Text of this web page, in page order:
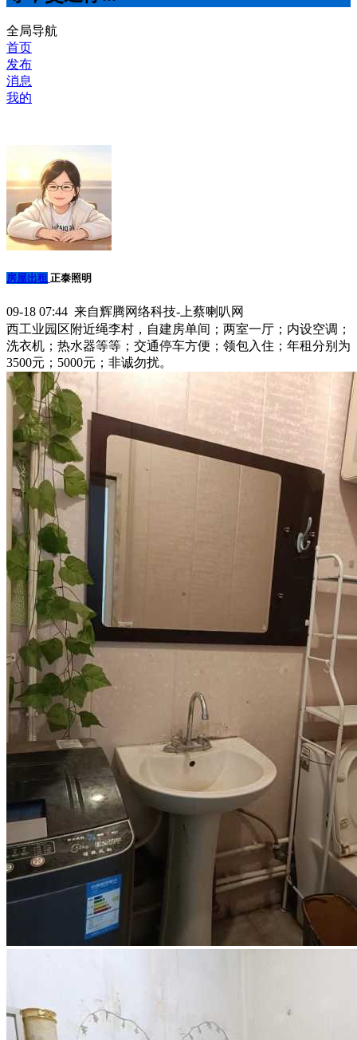
全局导航
首页
发布
消息
我的
房屋出租 正泰照明
09-18 07:44 来自辉腾网络科技-上蔡喇叭网
西工业园区附近绳李村，自建房单间；两室一厅；内设空调；
洗衣机；热水器等等；交通停车方便；领包入住；年租分别为
3500元；5000元；非诚勿扰。